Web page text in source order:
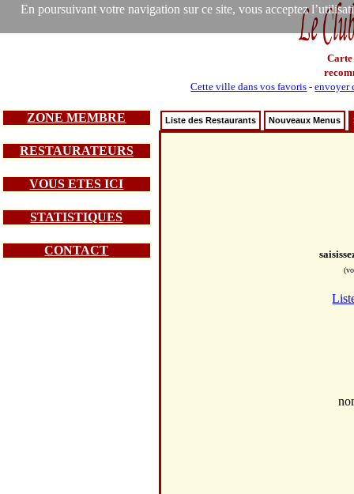
En poursuivant votre navigation sur ce site, vous acceptez
Carte
Cette ville dans vos favoris -envoyer
ZONE MEMBRE
RESTAURATEURS
VOUS ETES ICI
STATISTIQUES
CONTACT
Liste des Restaurants Nouveaux Menus